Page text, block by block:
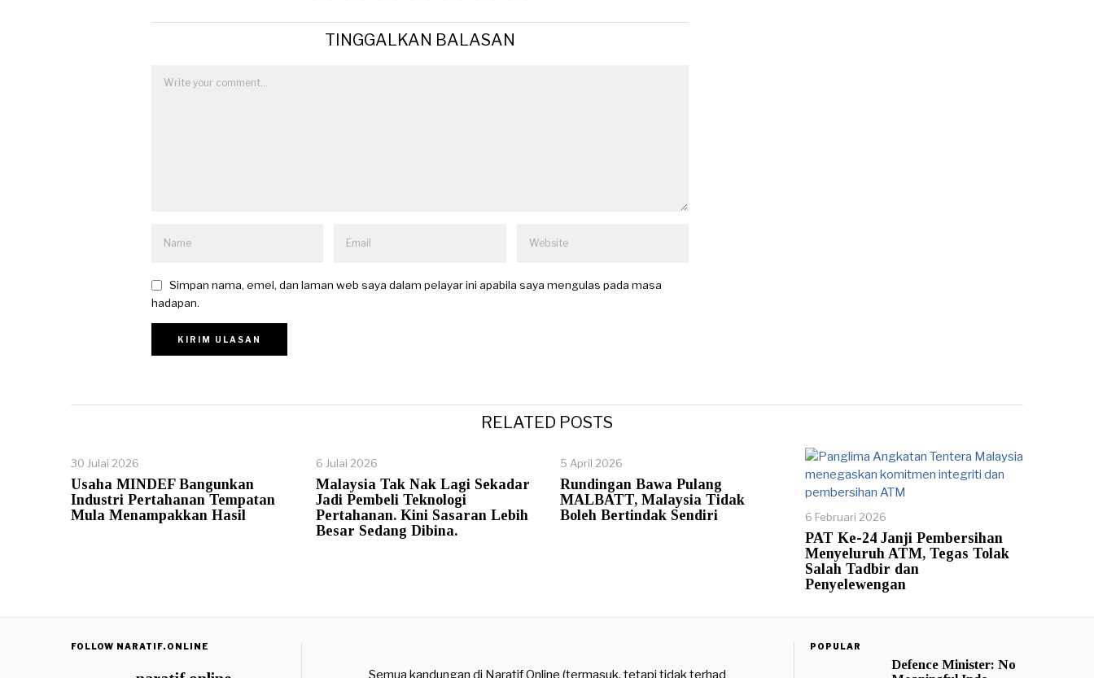
TINGGALKAN BALASAN
Simpan nama, emel, dan laman web saya dalam pelayar ini apabila saya mengulas pada masa
hadapan.
RELATED POSTS
30 Julai 2026
Usaha MINDEF Bangunkan
Industri Pertahanan Tempatan
Mula Menampakkan Hasil
6 Julai 2026
Malaysia Tak Nak Lagi Sekadar
Jadi Pembeli Teknologi
Pertahanan. Kini Sasaran Lebih
Besar Sedang Dibina.
5 April 2026
Rundingan Bawa Pulang
MALBATT, Malaysia Tidak
Boleh Bertindak Sendiri
6 Februari 2026
PAT Ke-24 Janji Pembersihan
Menyeluruh ATM, Tegas Tolak
Salah Tadbir dan
Penyelewengan
FOLLOW NARATIF.ONLINE
Semua kandungan di Naratif Online (termasuk, tetapi tidak terhad
POPULAR
Defence Minister: No